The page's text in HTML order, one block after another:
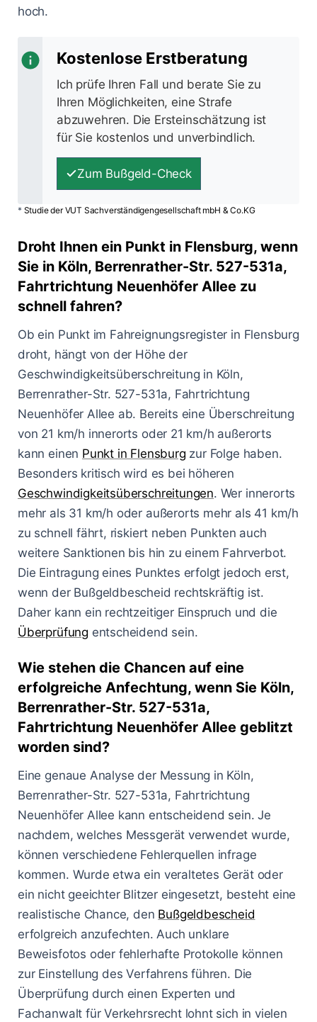
hoch.
Kostenlose Erstberatung
Ich prüfe Ihren Fall und berate Sie zu
Ihren Möglichkeiten, eine Strafe
abzuwehren. Die Ersteinschätzung ist
für Sie kostenlos und unverbindlich.
Zum Bußgeld-Check
* Studie der VUT Sachverständigengesellschaft mbH & Co.KG
Droht Ihnen ein Punkt in Flensburg, wenn
Sie in Köln, Berrenrather-Str. 527-531a,
Fahrtrichtung Neuenhöfer Allee zu
schnell fahren?
Ob ein Punkt im Fahreignungsregister in Flensburg
droht, hängt von der Höhe der
Geschwindigkeitsüberschreitung in Köln,
Berrenrather-Str. 527-531a, Fahrtrichtung
Neuenhöfer Allee ab. Bereits eine Überschreitung
von 21 km/h innerorts oder 21 km/h außerorts
kann einen Punkt in Flensburg zur Folge haben.
Besonders kritisch wird es bei höheren
Geschwindigkeitsüberschreitungen. Wer innerorts
mehr als 31 km/h oder außerorts mehr als 41 km/h
zu schnell fährt, riskiert neben Punkten auch
weitere Sanktionen bis hin zu einem Fahrverbot.
Die Eintragung eines Punktes erfolgt jedoch erst,
wenn der Bußgeldbescheid rechtskräftig ist.
Daher kann ein rechtzeitiger Einspruch und die
Überprüfung entscheidend sein.
Wie stehen die Chancen auf eine
erfolgreiche Anfechtung, wenn Sie Köln,
Berrenrather-Str. 527-531a,
Fahrtrichtung Neuenhöfer Allee geblitzt
worden sind?
Eine genaue Analyse der Messung in Köln,
Berrenrather-Str. 527-531a, Fahrtrichtung
Neuenhöfer Allee kann entscheidend sein. Je
nachdem, welches Messgerät verwendet wurde,
können verschiedene Fehlerquellen infrage
kommen. Wurde etwa ein veraltetes Gerät oder
ein nicht geeichter Blitzer eingesetzt, besteht eine
realistische Chance, den Bußgeldbescheid
erfolgreich anzufechten. Auch unklare
Beweisfotos oder fehlerhafte Protokolle können
zur Einstellung des Verfahrens führen. Die
Überprüfung durch einen Experten und
Fachanwalt für Verkehrsrecht lohnt sich in vielen